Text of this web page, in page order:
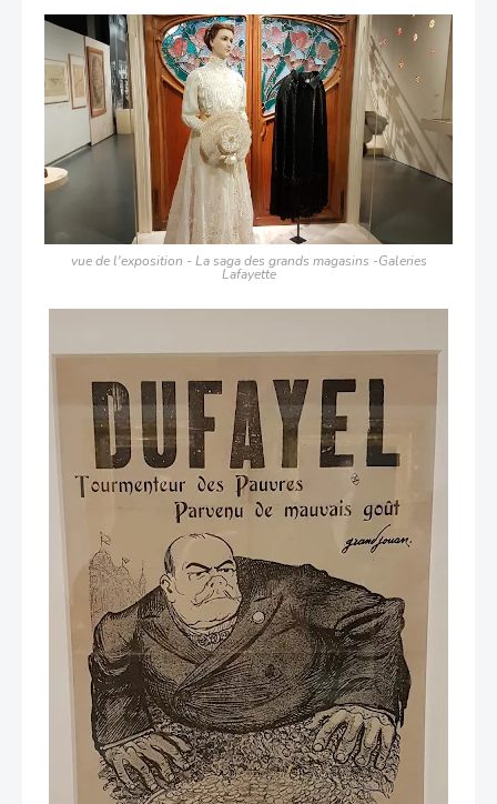
vue de l'exposition - La saga des grands magasins -Galeries
Lafayette